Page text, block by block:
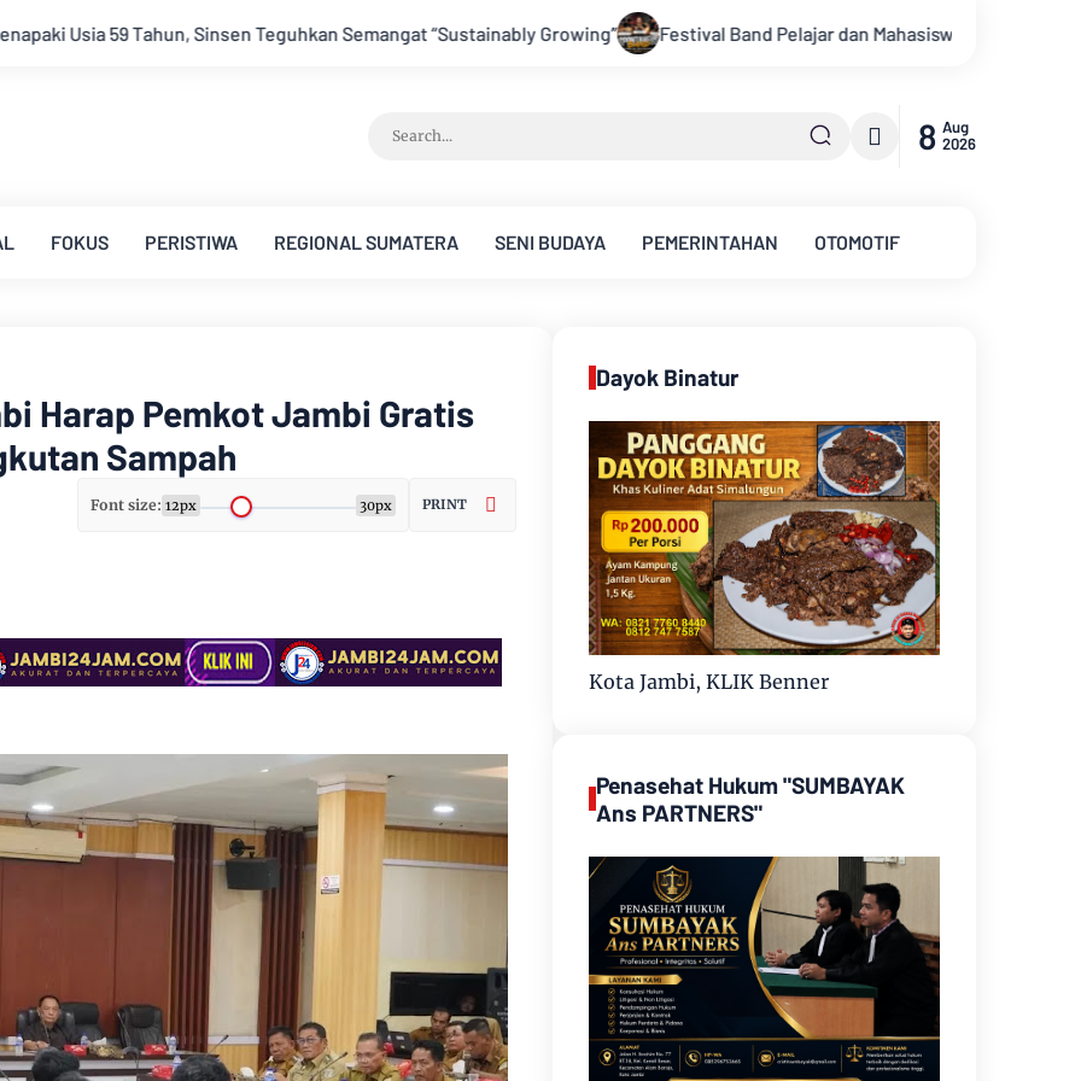
Semangat “Sustainably Growing” Festival Band Pelajar dan Mahasiswa OJK Provinsi Jambi 2026, Unjuk Kreativitas di
8 Aug
2026
FOKUS PERISTIWA REGIONAL SUMATERA SENI BUDAYA PEMERINTAHAN OTOMOTIF
Harap Pemkot Jambi Gratis
Sampah
Font size: 12px 30px PRINT
Dayok Binatur
Kota Jambi, KLIK Benner
Penasehat Hukum "SUMBAYAK
Ans PARTNERS"